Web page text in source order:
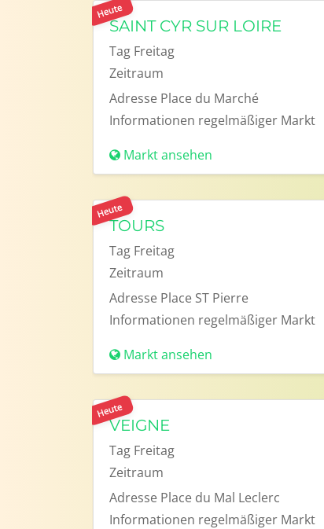
Heute
SAINT CYR SUR LOIRE
Tag Freitag
Zeitraum
Adresse Place du Marché
Informationen regelmäßiger Markt
Markt ansehen
Heute
TOURS
Tag Freitag
Zeitraum
Adresse Place ST Pierre
Informationen regelmäßiger Markt
Markt ansehen
Heute
VEIGNE
Tag Freitag
Zeitraum
Adresse Place du Mal Leclerc
Informationen regelmäßiger Markt